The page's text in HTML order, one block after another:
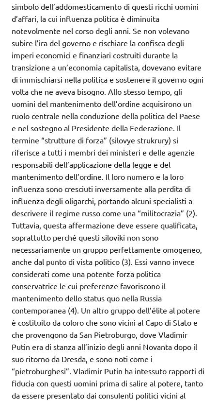
simbolo dell’addomesticamento di questi ricchi uomini
d’affari, la cui influenza politica è diminuita
notevolmente nel corso degli anni. Se non volevano
subire l’ira del governo e rischiare la confisca degli
imperi economici e finanziari costruiti durante la
transizione a un’economia capitalista, dovevano evitare
di immischiarsi nella politica e sostenere il governo ogni
volta che ne aveva bisogno. Allo stesso tempo, gli
uomini del mantenimento dell’ordine acquisirono un
ruolo centrale nella conduzione della politica del Paese
e nel sostegno al Presidente della Federazione. Il
termine “strutture di forza” (silovye strukrury) si
riferisce a tutti i membri dei ministeri e delle agenzie
responsabili dell’applicazione della legge e del
mantenimento dell’ordine. Il loro numero e la loro
influenza sono cresciuti inversamente alla perdita di
influenza degli oligarchi, portando alcuni specialisti a
descrivere il regime russo come una “militocrazia” (2).
Tuttavia, questa affermazione deve essere qualificata,
soprattutto perché questi siloviki non sono
necessariamente un gruppo perfettamente omogeneo,
anche dal punto di vista politico (3). Essi vanno invece
considerati come una potente forza politica
conservatrice le cui preferenze favoriscono il
mantenimento dello status quo nella Russia
contemporanea (4). Un altro gruppo dell’élite al potere
è costituito da coloro che sono vicini al Capo di Stato e
che provengono da San Pietroburgo, dove Vladimir
Putin era di stanza all’inizio degli anni Novanta dopo il
suo ritorno da Dresda, e sono noti come i
“pietroburghesi”. Vladimir Putin ha intessuto rapporti di
fiducia con questi uomini prima di salire al potere, tanto
da essere presentato dai consulenti politici vicini al